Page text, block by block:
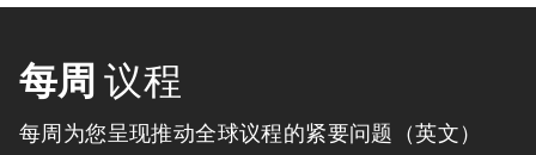
每周 议程
每周为您呈现推动全球议程的紧要问题（英文）